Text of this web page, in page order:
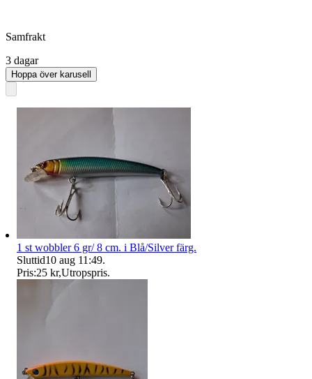
Samfrakt
3 dagar
Hoppa över karusell
1 st wobbler 6 gr/ 8 cm. i Blå/Silver färg.
Sluttid10 aug 11:49.
Pris:25 kr,Utropspris.